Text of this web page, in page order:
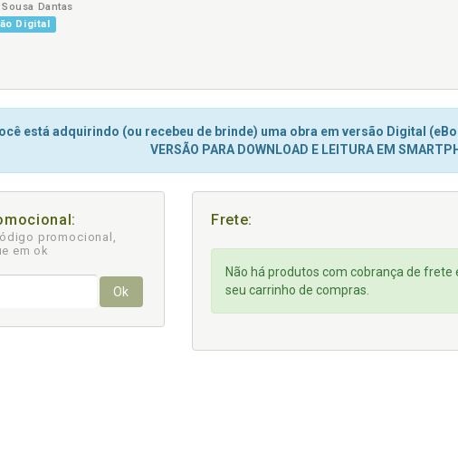
Dantas
Digital
está adquirindo (ou recebeu de brinde) uma obra em versão Digital
VERSÃO PARA DOWNLOAD E LEITURA EM
promocional,
em ok
Ok
Frete:
Não há produtos com cobrança de frete
seu carrinho de compras.